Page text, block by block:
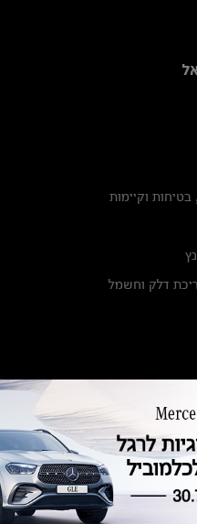
וקיימות
דלק וחשמל
בהסדר פשרה בתצ 56447-02-19